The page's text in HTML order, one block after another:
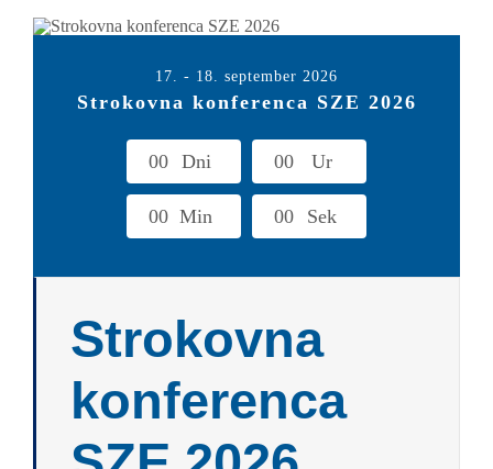
17. - 18. september 2026
Strokovna konferenca SZE 2026
00 Dni 00 Ur
00 Min 00 Sek
Strokovna
konferenca